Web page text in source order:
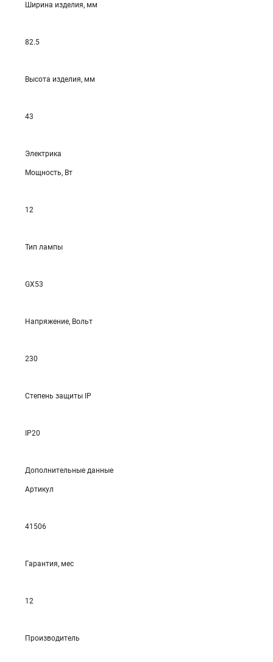
Ширина изделия, мм
82.5
Высота изделия, мм
43
Электрика
Мощность, Вт
12
Тип лампы
GX53
Напряжение, Вольт
230
Степень защиты IP
IP20
Дополнительные данные
Артикул
41506
Гарантия, мес
12
Производитель